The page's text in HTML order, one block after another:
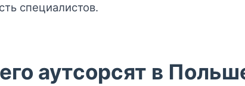
специалистов.
аутсорсят в